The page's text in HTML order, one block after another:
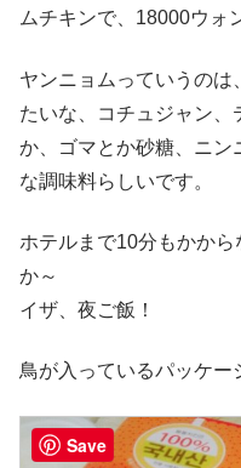
ムチキンで、18000ウォ
ヤンニョムっていうのは
たいな、コチュジャン、
か、ゴマとか砂糖、ニン
な調味料らしいです。
ホテルまで10分もかか
か～
イザ、夜ご飯！
鳥が入っているパッケー
Save